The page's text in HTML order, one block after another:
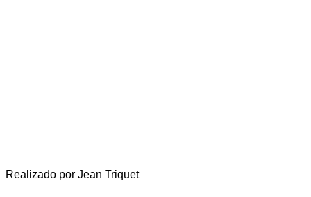
Realizado por Jean Triquet